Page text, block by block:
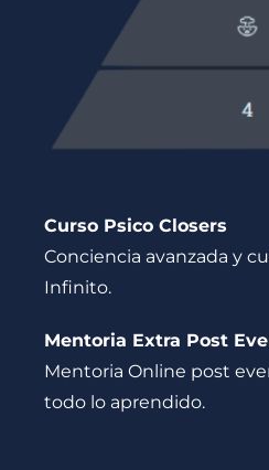
Curso Psico Closers
Conciencia avanzada y
Infinito.
Mentoria Extra Post
Mentoria Online post
todo lo aprendido.